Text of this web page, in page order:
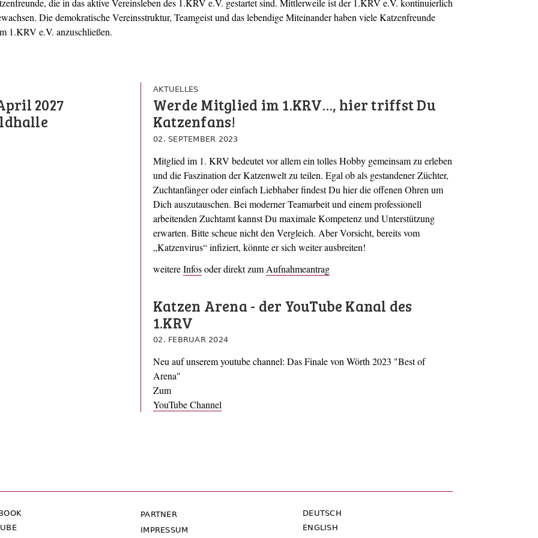
die in das aktive Vereinsleben des 1.KRV e.V. gestartet sind. Mittlerweile ist der 1.KRV e.V. kontinuierlich
Die demokratische Vereinsstruktur, Teamgeist und das lebendige Miteinander haben viele Katzenfreunde
1.KRV e.V. anzuschließen.
2027
AKTUELLES
Werde Mitglied im 1.KRV…, hier triffst Du
Katzenfans!
02. SEPTEMBER 2023
Mitglied im 1. KRV bedeutet vor allem ein tolles Hobby gemeinsam zu erleben
und die Faszination der Katzenwelt zu teilen. Egal ob als gestandener Züchter,
Zuchtanfänger oder einfach Liebhaber findest Du hier die offenen Ohren um
Dich auszutauschen. Bei moderner Teamarbeit und einem professionell
arbeitenden Zuchtamt kannst Du maximale Kompetenz und Unterstützung
erwarten. Bitte scheue nicht den Vergleich. Aber Vorsicht, bereits vom
„Katzenvirus“ infiziert, könnte er sich weiter ausbreiten!
weitereInfosoder direkt zum Aufnahmeantrag
Katzen Arena - der YouTube Kanal des
1.KRV
02. FEBRUAR 2024
Neu auf unserem youtube channel: Das Finale von Wörth 2023 "Best of
Arena"
Zum
YouTube Channel
PARTNER
IMPRESSUM
DEUTSCH
ENGLISH